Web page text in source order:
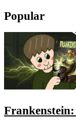
Popular